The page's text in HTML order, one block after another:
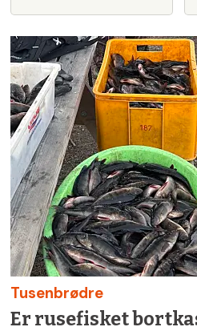
Tusenbrødre
Er rusefisket